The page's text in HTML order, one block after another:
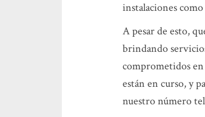
instalaciones
A pesar de esto,
brindando
comprometidos
están en curso, y
nuestro número